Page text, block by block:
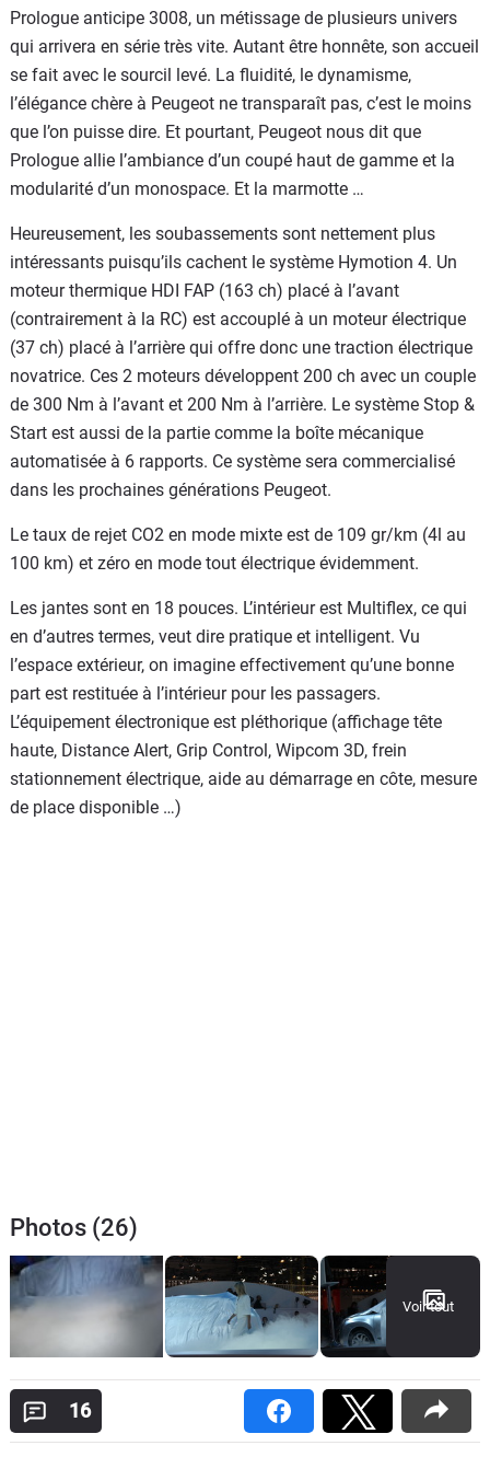
Prologue anticipe 3008, un métissage de plusieurs univers
qui arrivera en série très vite. Autant être honnête, son accueil
se fait avec le sourcil levé. La fluidité, le dynamisme,
l’élégance chère à Peugeot ne transparaît pas, c’est le moins
que l’on puisse dire. Et pourtant, Peugeot nous dit que
Prologue allie l’ambiance d’un coupé haut de gamme et la
modularité d’un monospace. Et la marmotte …
Heureusement, les soubassements sont nettement plus
intéressants puisqu’ils cachent le système Hymotion 4. Un
moteur thermique HDI FAP (163 ch) placé à l’avant
(contrairement à la RC) est accouplé à un moteur électrique
(37 ch) placé à l’arrière qui offre donc une traction électrique
novatrice. Ces 2 moteurs développent 200 ch avec un couple
de 300 Nm à l’avant et 200 Nm à l’arrière. Le système Stop &
Start est aussi de la partie comme la boîte mécanique
automatisée à 6 rapports. Ce système sera commercialisé
dans les prochaines générations Peugeot.
Le taux de rejet CO2 en mode mixte est de 109 gr/km (4l au
100 km) et zéro en mode tout électrique évidemment.
Les jantes sont en 18 pouces. L’intérieur est Multiflex, ce qui
en d’autres termes, veut dire pratique et intelligent. Vu
l’espace extérieur, on imagine effectivement qu’une bonne
part est restituée à l’intérieur pour les passagers.
L’équipement électronique est pléthorique (affichage tête
haute, Distance Alert, Grip Control, Wipcom 3D, frein
stationnement électrique, aide au démarrage en côte, mesure
de place disponible …)
Photos (26)
Voir tout
16